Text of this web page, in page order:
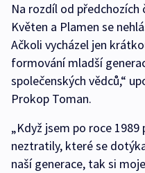
Na rozdíl od
Květen a Plamen se
Ačkoli vycházel jen
formování mladší
společenských vědců,“
Prokop Toman.
„Když jsem po roce
neztratily, které se
naší generace, tak si